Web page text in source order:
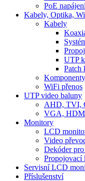
PoE
Kabely, Optika,
Kabely
UTP
Patch
WiFi přenos
UTP video baluny
AHD, TVI,
VGA,
Monitory
LCD
Video
Dekóder
Servisní LCD
Příslušenství